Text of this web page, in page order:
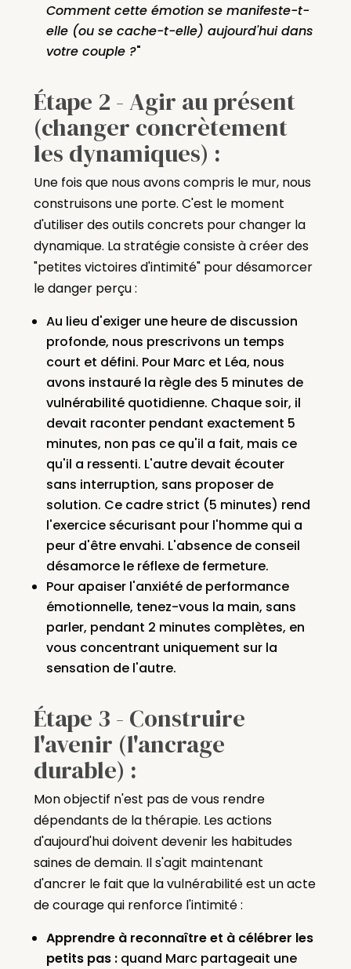
Comment cette émotion se manifeste-t-
elle (ou se cache-t-elle) aujourd'hui dans
votre couple ?"
Étape 2 - Agir au présent
(changer concrètement
les dynamiques) :
Une fois que nous avons compris le mur, nous
construisons une porte. C'est le moment
d'utiliser des outils concrets pour changer la
dynamique. La stratégie consiste à créer des
"petites victoires d'intimité" pour désamorcer
le danger perçu :
Au lieu d'exiger une heure de discussion
profonde, nous prescrivons un temps
court et défini. Pour Marc et Léa, nous
avons instauré la règle des 5 minutes de
vulnérabilité quotidienne. Chaque soir, il
devait raconter pendant exactement 5
minutes, non pas ce qu'il a fait, mais ce
qu'il a ressenti. L'autre devait écouter
sans interruption, sans proposer de
solution. Ce cadre strict (5 minutes) rend
l'exercice sécurisant pour l'homme qui a
peur d'être envahi. L'absence de conseil
désamorce le réflexe de fermeture.
Pour apaiser l'anxiété de performance
émotionnelle, tenez-vous la main, sans
parler, pendant 2 minutes complètes, en
vous concentrant uniquement sur la
sensation de l'autre.
Étape 3 - Construire
l'avenir (l'ancrage
durable) :
Mon objectif n'est pas de vous rendre
dépendants de la thérapie. Les actions
d'aujourd'hui doivent devenir les habitudes
saines de demain. Il s'agit maintenant
d'ancrer le fait que la vulnérabilité est un acte
de courage qui renforce l'intimité :
Apprendre à reconnaître et à célébrer les
petits pas :quand Marc partageait une